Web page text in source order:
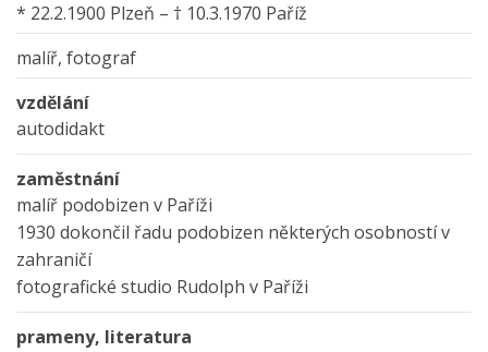
* 22.2.1900 Plzeň – † 10.3.1970 Paříž
malíř, fotograf
vzdělání
autodidakt
zaměstnání
malíř podobizen v Paříži
1930 dokončil řadu podobizen některých osobností v
zahraničí
fotografické studio Rudolph v Paříži
prameny, literatura